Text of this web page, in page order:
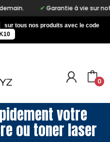
Garantie à vie sur notre
sur tous nos produits avec le code
0
votre
ou toner laser